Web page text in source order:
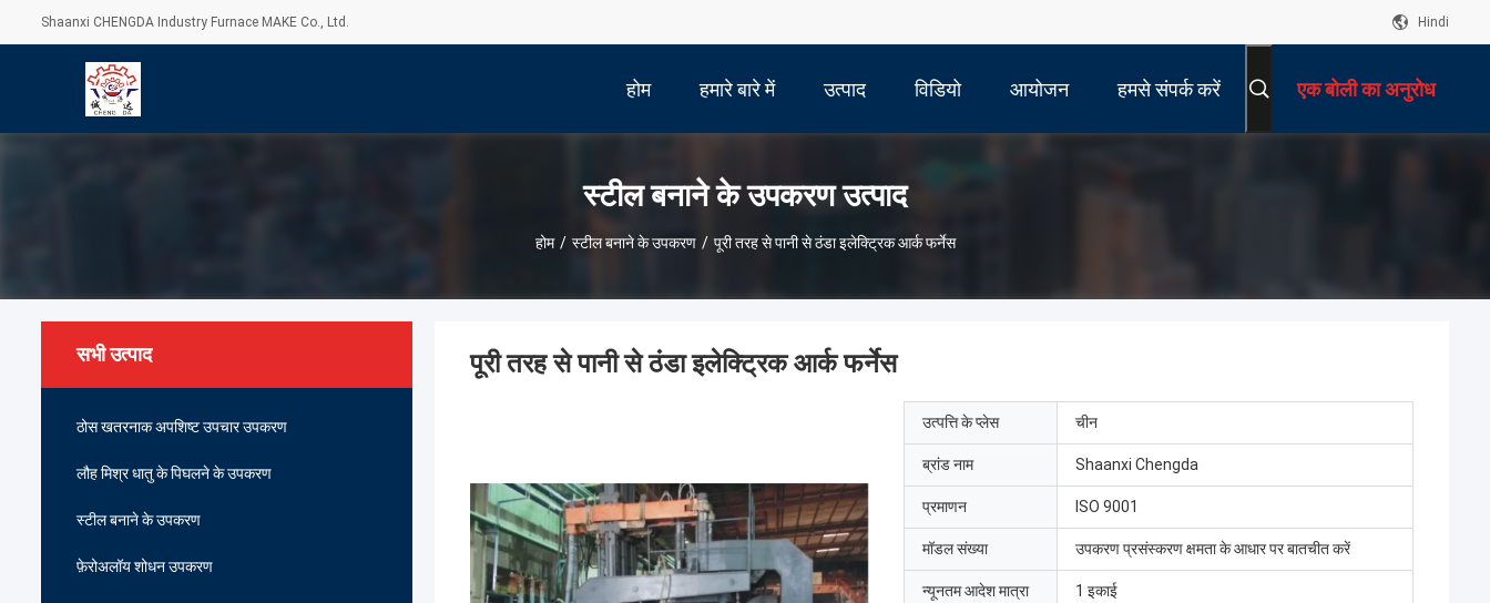
Shaanxi CHENGDA Industry Furnace MAKE Co., Ltd. Hindi
होम हमारे बारे में उत्पाद विडियो आयोजन हमसे संपर्क करें एक बोली का अनुरोध
स्टील बनाने के उपकरण उत्पाद
होम / स्टील बनाने के उपकरण / पूरी तरह से पानी से ठंडा इलेक्ट्रिक आर्क फर्नेस
सभी उत्पाद
ठोस खतरनाक अपशिष्ट उपचार उपकरण
लौह मिश्र धातु के पिघलने के उपकरण
स्टील बनाने के उपकरण
फ़ेरोअलॉय शोधन उपकरण
पूरी तरह से पानी से ठंडा इलेक्ट्रिक आर्क फर्नेस
उत्पत्ति के प्लेस चीन
ब्रांड नाम Shaanxi Chengda
प्रमाणन ISO 9001
मॉडल संख्या उपकरण प्रसंस्करण क्षमता के आधार पर बातचीत करें
न्यूनतम आदेश मात्रा 1 इकाई